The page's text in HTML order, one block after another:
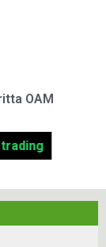
OAM
trading